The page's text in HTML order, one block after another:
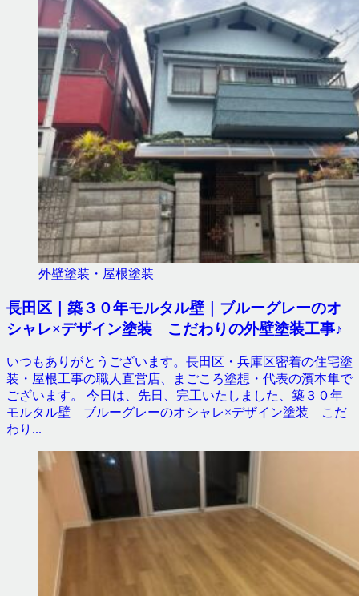
外壁塗装・屋根塗装
長田区｜築３０年モルタル壁｜ブルーグレーのオ
シャレ×デザイン塗装 こだわりの外壁塗装工事♪
いつもありがとうございます。長田区・兵庫区密着の住宅塗
装・屋根工事の職人直営店、まごころ塗想・代表の濱本隼で
ございます。 今日は、先日、完工いたしました、築３０年
モルタル壁 ブルーグレーのオシャレ×デザイン塗装 こだ
わり...